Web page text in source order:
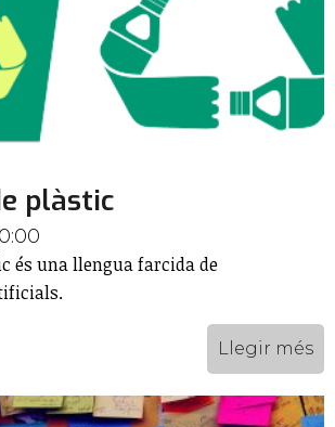
plàstic
és una llengua farcida de
Llegir més